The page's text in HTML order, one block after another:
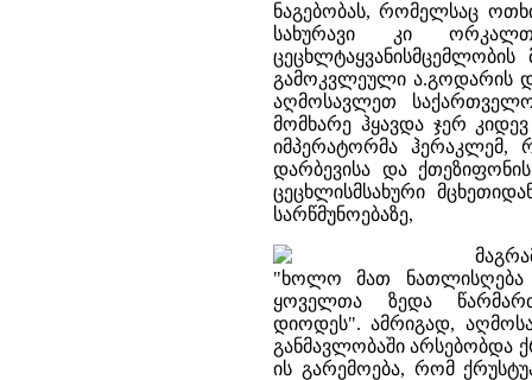
ნაგებობას, რომელსაც
სახურავი კი
გამოკვლეული ა.გოდარის
აღმოსავლეთ
მომხარე ჰყავდა ჯერ
იმპერატორმა ჰერაკლემ,
დარბევისა და
ცეცხლისმსახური
სარწმუნოებაზე,
"ხოლო მათ ნათლისღება
ყოველთა ზედა
დიოდეს". ამრიგად,
განმავლობაში არსებობდა
ის გარემოება, რომ